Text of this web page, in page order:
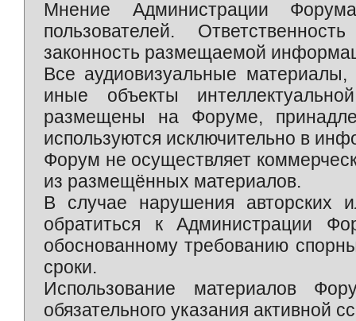
Мнение Администрации
пользователей.
законность размещаемой
Все аудиовизуальные
иные объекты
размещены на Форуме,
используются исключительно в
Форум не осуществляет
из размещённых материалов.
В случае нарушения авторских
обратиться к Администрации
обоснованному требованию
сроки.
Использование материалов
обязательного указания активной